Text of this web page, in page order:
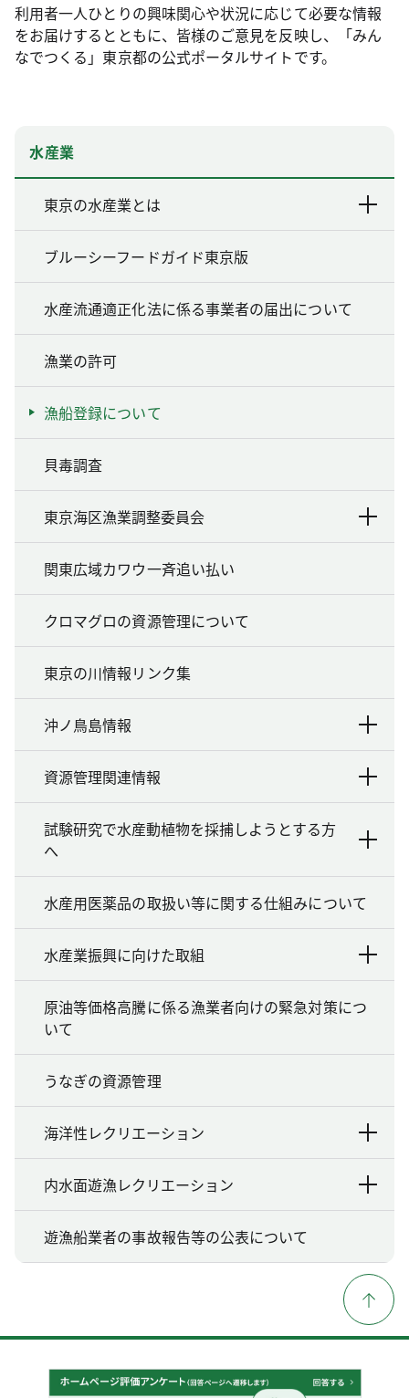
利用者一人ひとりの興味関心や状況に応じて必要な情報
をお届けするとともに、皆様のご意見を反映し、「みん
なでつくる」東京都の公式ポータルサイトです。
水産業
東京の水産業とは
ブルーシーフードガイド東京版
水産流通適正化法に係る事業者の届出について
漁業の許可
漁船登録について
貝毒調査
東京海区漁業調整委員会
関東広域カワウ一斉追い払い
クロマグロの資源管理について
東京の川情報リンク集
沖ノ鳥島情報
資源管理関連情報
試験研究で水産動植物を採捕しようとする方
へ
水産用医薬品の取扱い等に関する仕組みについて
水産業振興に向けた取組
原油等価格高騰に係る漁業者向けの緊急対策につ
いて
うなぎの資源管理
海洋性レクリエーション
内水面遊漁レクリエーション
遊漁船業者の事故報告等の公表について